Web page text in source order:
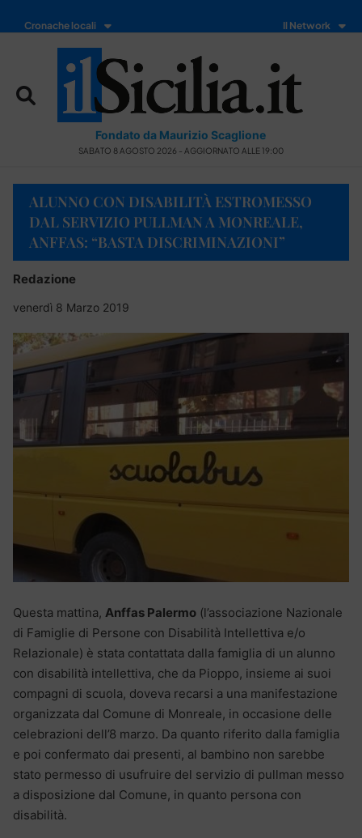
Cronache locali Il Network
Fondato da Maurizio Scaglione
SABATO 8 AGOSTO 2026 - AGGIORNATO ALLE 19:00
ALUNNO CON DISABILITÀ ESTROMESSO
DAL SERVIZIO PULLMAN A MONREALE,
ANFFAS: “BASTA DISCRIMINAZIONI”
Redazione
venerdì 8 Marzo 2019
Questa mattina, Anffas Palermo (l’associazione Nazionale
di Famiglie di Persone con Disabilità Intellettiva e/o
Relazionale) è stata contattata dalla famiglia di un alunno
con disabilità intellettiva, che da Pioppo, insieme ai suoi
compagni di scuola, doveva recarsi a una manifestazione
organizzata dal Comune di Monreale, in occasione delle
celebrazioni dell’8 marzo. Da quanto riferito dalla famiglia
e poi confermato dai presenti, al bambino non sarebbe
stato permesso di usufruire del servizio di pullman messo
a disposizione dal Comune, in quanto persona con
disabilità.